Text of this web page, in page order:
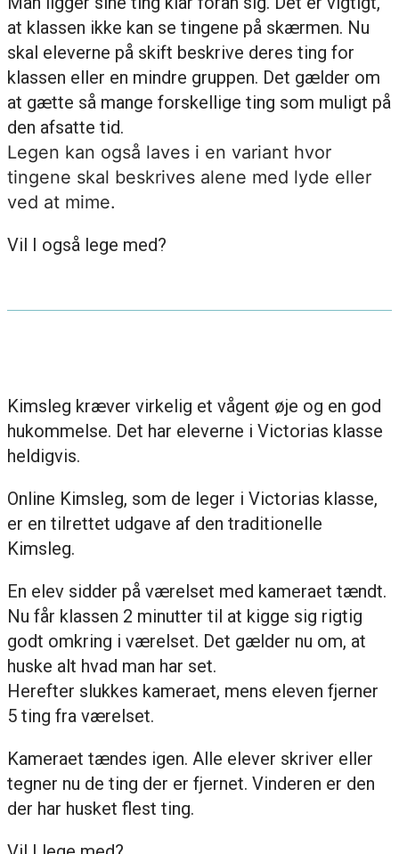
at klassen ikke kan se tingene på skærmen. Nu
skal eleverne på skift beskrive deres ting for
klassen eller en mindre gruppen. Det gælder om
at gætte så mange forskellige ting som muligt på
den afsatte tid.
Legen kan også laves i en variant hvor
tingene skal beskrives alene med lyde eller
ved at mime.
Vil I også lege med?
Kimsleg kræver virkelig et vågent øje og en god
hukommelse. Det har eleverne i Victorias klasse
heldigvis.
Online Kimsleg, som de leger i Victorias klasse,
er en tilrettet udgave af den traditionelle
Kimsleg.
En elev sidder på værelset med kameraet tændt.
Nu får klassen 2 minutter til at kigge sig rigtig
godt omkring i værelset. Det gælder nu om, at
huske alt hvad man har set.
Herefter slukkes kameraet, mens eleven fjerner
5 ting fra værelset.
Kameraet tændes igen. Alle elever skriver eller
tegner nu de ting der er fjernet. Vinderen er den
der har husket flest ting.